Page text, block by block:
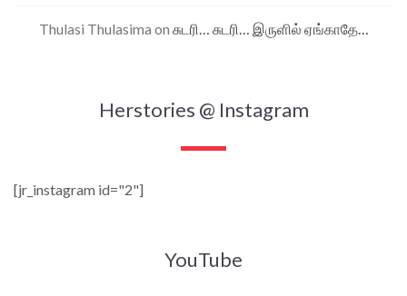
Thulasi Thulasima on சுடரி… சுடரி… இருளில் ஏங்காதே…
Herstories @ Instagram
[jr_instagram id="2"]
YouTube